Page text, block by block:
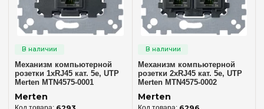
Степень защиты IP
IP20(9)
Панели для механизмов
Выключатели обычные 1-кл
Механизм компьютерной
розетки 1xRJ45 кат. 5е, UTP
Merten MTN4575-0001
Merten
Механизм компьютерной
розетки 2xRJ45 кат. 5е, UTP
Merten MTN4575-0002
Merten